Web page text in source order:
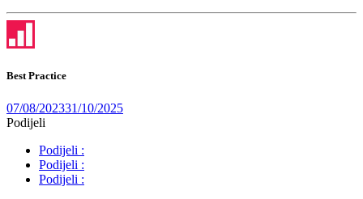
Best Practice
07/08/202331/10/2025
Podijeli
Podijeli :
Podijeli :
Podijeli :